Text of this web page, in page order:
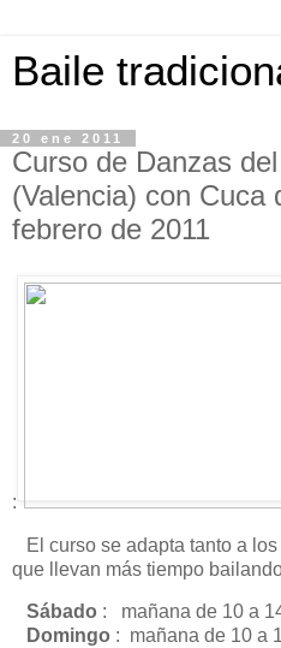
Baile
20 ene 2011
Curso de Danzas
(Valencia) con Cuca
febrero de 2011
:
El curso se adapta tanto a
que llevan más tiempo
Sábado : mañana de 10 a
Domingo : mañana de 10 a